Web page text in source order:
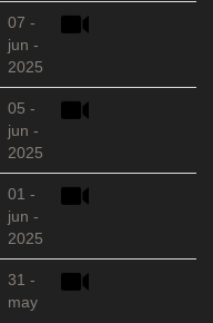
07 -
jun -
2025
05 -
jun -
2025
01 -
jun -
2025
31 -
may